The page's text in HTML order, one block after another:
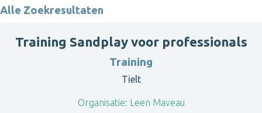
Alle Zoekresultaten
Training Sandplay voor professionals
Training
Tielt
Organisatie: Leen Maveau